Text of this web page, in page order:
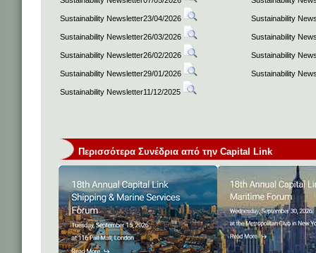
Sustainability Newsletter23/04/2026 Sustainability
Sustainability Newsletter26/03/2026 Sustainability
Sustainability Newsletter26/02/2026 Sustainability
Sustainability Newsletter29/01/2026 Sustainability
Sustainability Newsletter11/12/2025
Περισσότερα Συνέδρια από την Capital Link